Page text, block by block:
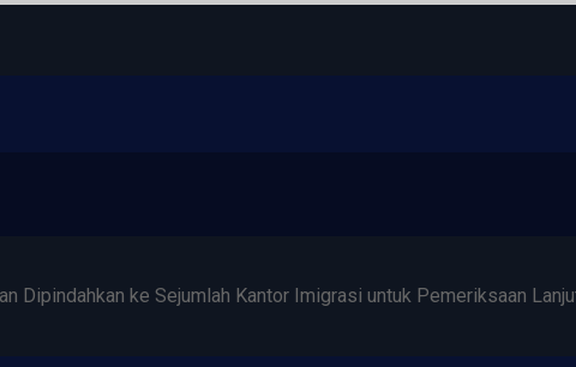
Dipindahkan ke Sejumlah Kantor Imigrasi untuk Pemeriksaan